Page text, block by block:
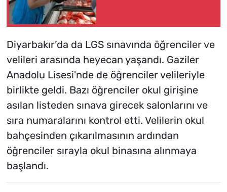
Diyarbakır’da da LGS sınavında öğrenciler ve
velileri arasında heyecan yaşandı. Gaziler
Anadolu Lisesi'nde de öğrenciler velileriyle
birlikte geldi. Bazı öğrenciler okul girişine
asılan listeden sınava girecek salonlarını ve
sıra numaralarını kontrol etti. Velilerin okul
bahçesinden çıkarılmasının ardından
öğrenciler sırayla okul binasına alınmaya
başlandı.